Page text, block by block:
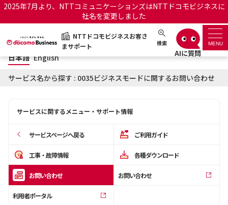
2025年7月より、NTTコミュニケーションズはNTTドコモビジネスに
社名を変更しました
NTTドコモビジネスお客さ
まサポート
検索 MENU
NTTドコモビジネスお客さまサポート 日本語 English
サポートトップ
お知らせ サポートサイトの使い方
OCNのお客さまはこちら
工事・故障情報通知サー
日本語 English
サービス名から探す : 0035ビジネスモードに関するお問い合わせ
サービスに関するメニュー・サポート情報
サービスページへ戻る ご利用ガイド
工事・故障情報 各種ダウンロード
お問い合わせ お問い合わせ
利用者ポータル